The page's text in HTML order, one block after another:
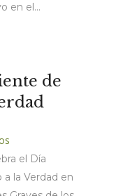
en el...
de
el Día
la Verdad en